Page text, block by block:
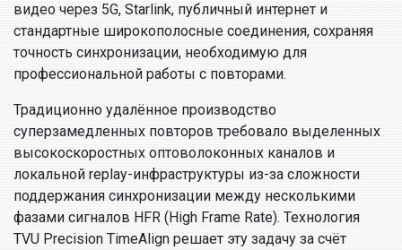
видео через 5G, Starlink, публичный интернет и
стандартные широкополосные соединения, сохраняя
точность синхронизации, необходимую для
профессиональной работы с повторами.
Традиционно удалённое производство
суперзамедленных повторов требовало выделенных
высокоскоростных оптоволоконных каналов и
локальной replay-инфраструктуры из-за сложности
поддержания синхронизации между несколькими
фазами сигналов HFR (High Frame Rate). Технология
TVU Precision TimeAlign решает эту задачу за счёт